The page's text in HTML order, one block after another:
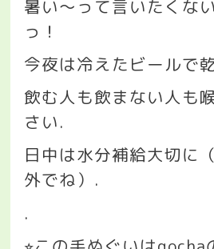
暑い〜って言いたくな
っ！
今夜は冷えたビールで
飲む人も飲まない人も
さい.
日中は水分補給大切に
外でね） .
.